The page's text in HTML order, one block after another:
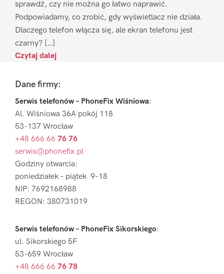
sprawdź, czy nie można go łatwo naprawić.
Podpowiadamy, co zrobić, gdy wyświetlacz nie działa.
Dlaczego telefon włącza się, ale ekran telefonu jest
czarny? […]
Czytaj dalej
FooterDane firmy:
Serwis telefonów – PhoneFix Wiśniowa:
Al. Wiśniowa 36A pokój 118
53-137 Wrocław
+48 666 66 76 76
serwis@phonefix.pl
Godziny otwarcia:
poniedziałek – piątek 9-18
NIP: 7692168988
REGON: 380731019
Serwis telefonów – PhoneFix Sikorskiego:
ul. Sikorskiego 5F
53-659 Wrocław
+48 666 66 76 78